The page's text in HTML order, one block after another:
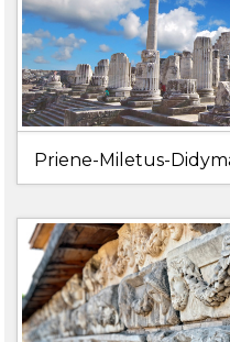
Priene-Miletus-